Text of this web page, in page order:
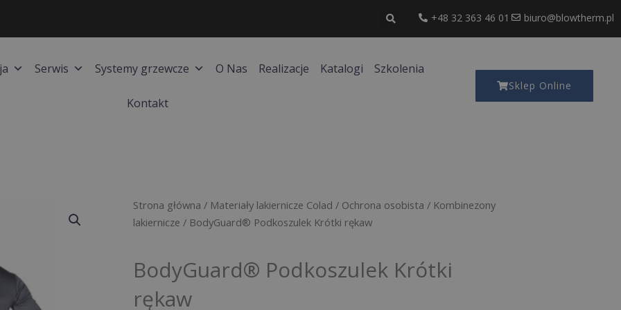
+48 32 363 46 01 biuro@blowtherm.pl
Serwis Systemy grzewcze O Nas Realizacje Katalogi Szkolenia
Kontakt
Sklep Online
Strona główna / Materiały lakiernicze Colad / Ochrona osobista / Kombinezony
lakiernicze / BodyGuard® Podkoszulek Krótki rękaw
BodyGuard® Podkoszulek Krótki
rękaw